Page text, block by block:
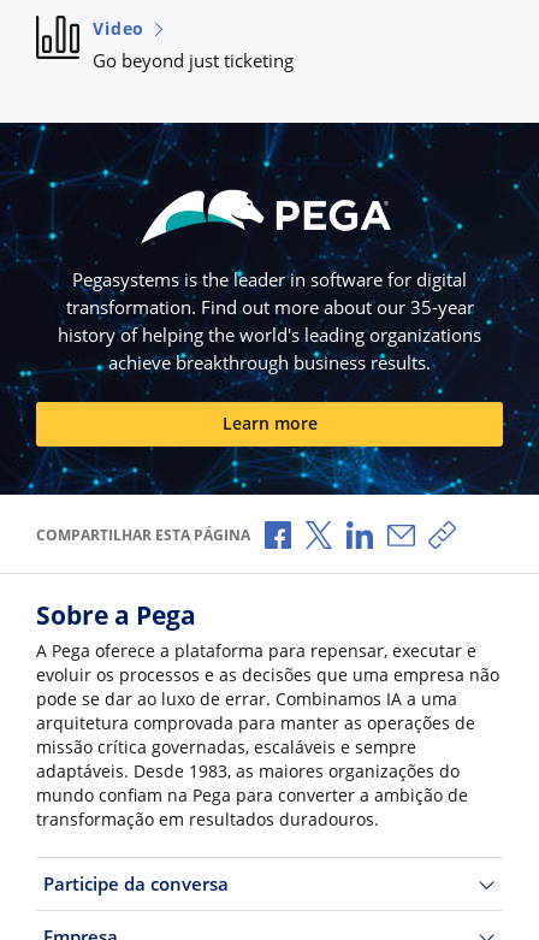
Video
Go beyond just ticketing
Pegasystems is the leader in software for digital
transformation. Find out more about our 35-year
history of helping the world's leading organizations
achieve breakthrough business results.
Learn more
COMPARTILHAR ESTA PÁGINA Compartilhar no Facebook
Compartilhar no X
Compartilhar no
Compartilhar
Copiar
Sobre a Pega
A Pega oferece a plataforma para repensar, executar e
evoluir os processos e as decisões que uma empresa não
pode se dar ao luxo de errar. Combinamos IA a uma
arquitetura comprovada para manter as operações de
missão crítica governadas, escaláveis e sempre
adaptáveis. Desde 1983, as maiores organizações do
mundo confiam na Pega para converter a ambição de
transformação em resultados duradouros.
Participe da conversa